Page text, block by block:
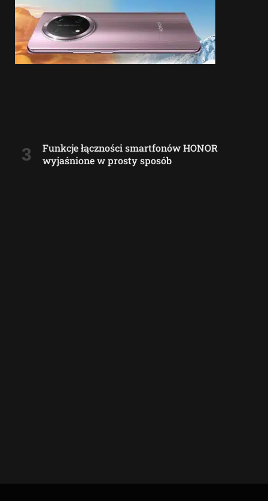
Funkcje łączności smartfonów HONOR
wyjaśnione w prosty sposób